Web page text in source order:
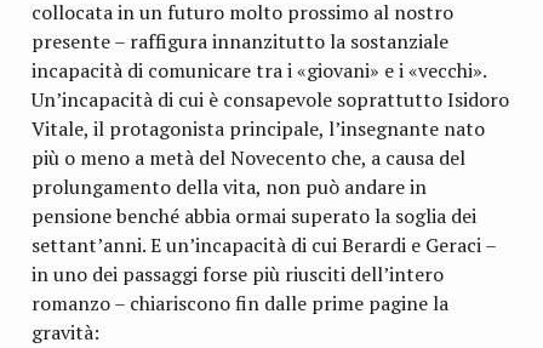
collocata in un futuro molto prossimo al nostro
presente – raffigura innanzitutto la sostanziale
incapacità di comunicare tra i «giovani» e i «vecchi».
Un’incapacità di cui è consapevole soprattutto Isidoro
Vitale, il protagonista principale, l’insegnante nato
più o meno a metà del Novecento che, a causa del
prolungamento della vita, non può andare in
pensione benché abbia ormai superato la soglia dei
settant’anni. E un’incapacità di cui Berardi e Geraci –
in uno dei passaggi forse più riusciti dell’intero
romanzo – chiariscono fin dalle prime pagine la
gravità: